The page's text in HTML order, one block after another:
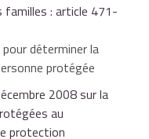
à la charge de la
judiciaire à
protégée doit
de ses revenus.
familles : article 471-
déterminer la
protégée
2008 sur la
au
protection